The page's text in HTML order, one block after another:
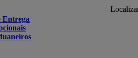
Entrega